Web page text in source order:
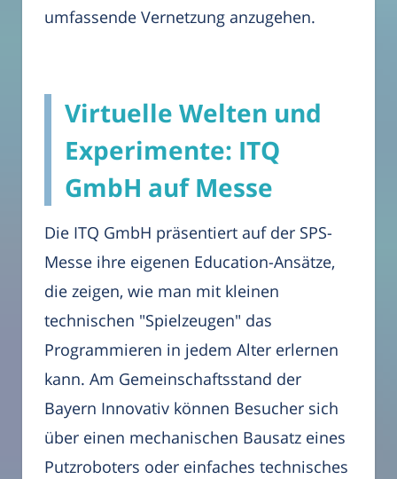
umfassende Vernetzung anzugehen.
Virtuelle Welten und
Experimente: ITQ
GmbH auf Messe
Die ITQ GmbH präsentiert auf der SPS-
Messe ihre eigenen Education-Ansätze,
die zeigen, wie man mit kleinen
technischen "Spielzeugen" das
Programmieren in jedem Alter erlernen
kann. Am Gemeinschaftsstand der
Bayern Innovativ können Besucher sich
über einen mechanischen Bausatz eines
Putzroboters oder einfaches technisches